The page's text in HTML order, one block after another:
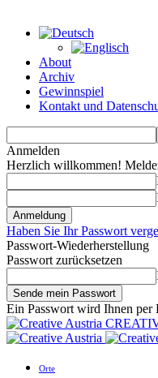
About
Archiv
Gewinnspiel
Kontakt und
Anmelden
Herzlich willkommen!
Haben Sie Ihr Passwort
Passwort-Wiederherstellung
Passwort zurücksetzen
Ein Passwort wird Ihnen per
Orte